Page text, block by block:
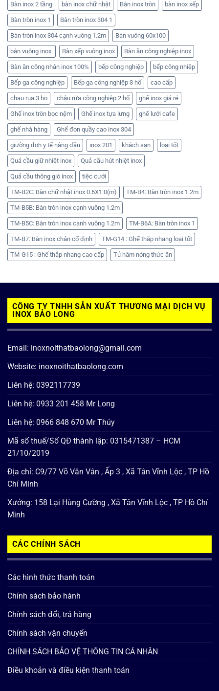
Bàn inox 2 tầng bàn inox chữ nhật Bàn inox tròn bàn inox xếp
Bàn tròn inox 1 Bàn tròn inox 304 1
Bàn tròn inox 304 cạnh vuông 1.2m Bàn vuông 60x100
bàn vuông inox. Bàn xếp vuông inox Bàn ăn công nghiệp inox
Bàn ăn công nhân inox 100% bếp công nghiệp bếp công nhiệp
Bếp ga công nghiệp Bếp ga công nghiệp 3 hố cao cấp
chau rua 3 ho chậu rửa công nghiệp 2 hố ghế inox giá rẻ
Ghế inox tròn bọc nệm Ghế inox tựa lưng ghế lưới cafe
ghế nhà hàng Ghế đon quầy cao inox 304
giường đơn y tế nâng đầu inox 201 khách sạn loại tốt
Quả cầu giữ nhiệt inox Quả cầu hút nhiệt inox
Quả cầu thông gió inox tiệc cưới
TM-B2C: Bàn chữ nhật inox 0.6X1.0(m) TM-B4: Bàn tròn inox 1.2m
TM-B5B: Bàn tròn inox cạnh vuông 1.2m
TM-B5C: Bàn tròn inox cạnh vuông 1.2m TM-B6A: Bàn tròn inox 1
TM-B7: Bàn inox chân cố định TM-G14 : Ghế thắp nhang loại tốt
TM-G15 : Ghế thắp nhang cao cấp Tủ hâm nóng thức ăn
CÔNG TY TNHH SẢN XUẤT THƯƠNG MẠI DỊCH VỤ
INOX BẢO LONG
Email: inoxnoithatbaolong@gmail.com
Website: inoxnoithatbaolong.com
Liên hệ: 0392117739
Liên hệ: 0933 201 458 Mr Long
Liên hệ: 0966 848 670 Mr Thúy
Mã số thuế/Số QĐ thành lập: 0315471387 – HCM
21/10/2019
Địa chỉ: C9/77 Võ Văn Vân , Ấp 3 , Xã Tân Vĩnh Lộc , TP Hồ
Chí Minh
Xưởng: 158 Lại Hùng Cường , Xã Tân Vĩnh Lộc , TP Hồ Chí
Minh
CÁC CHÍNH SÁCH
Các hình thức thanh toán
Chính sách bảo hành
Chính sách đổi, trả hàng
Chính sách vận chuyển
CHÍNH SÁCH BẢO VỆ THÔNG TIN CÁ NHÂN
Điều khoản và điều kiện thanh toán